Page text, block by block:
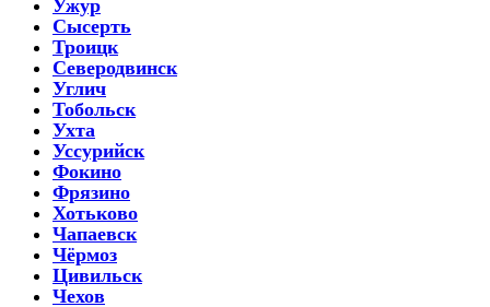
Ужур
Сысерть
Троицк
Северодвинск
Углич
Тобольск
Ухта
Уссурийск
Фокино
Фрязино
Хотьково
Чапаевск
Чёрмоз
Цивильск
Чехов